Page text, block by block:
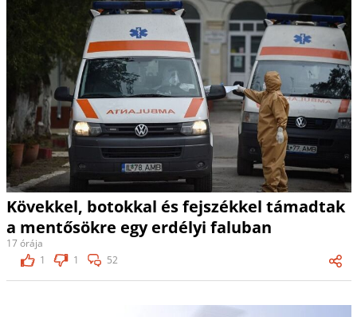
Kövekkel, botokkal és fejszékkel támadtak
a mentősökre egy erdélyi faluban
17 órája
1
1 52